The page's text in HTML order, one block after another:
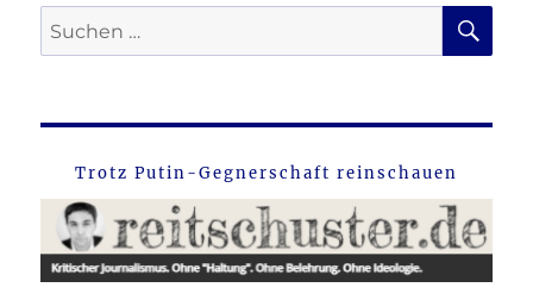
Suche
nach:
Trotz Putin-Gegnerschaft reinschauen